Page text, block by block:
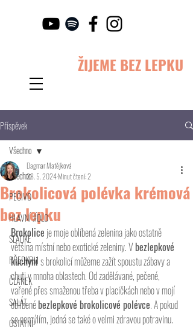
ŽIJEME BEZ LEPKU
Příspěvek
Všechno
PEČIVO
HLAVNÍ JÍDLO
SLADKÉ
PŘEDKRM
ČLÁNEK
SALÁT
OSTATNÍ
Všechno
Brokolicová polévka krémová
bez lepku
Dagmar Matějková
28. 5. 2024Minut čtení: 2
Brokolice je moje oblíbená zelenina jako ostatně
většina místní nebo exotické zeleniny. V bezlepkové
kuchyni s brokolicí můžeme zažít spoustu zábavy a
chuti v mnoha oblastech. Od zadělávané, pečené,
vařené přes smaženou třeba v placičkách nebo v mojí
oblíbené bezlepkové brokolicové polévce. A pokud
se nemýlím, jedná se také o velmi zdravou potravinu.